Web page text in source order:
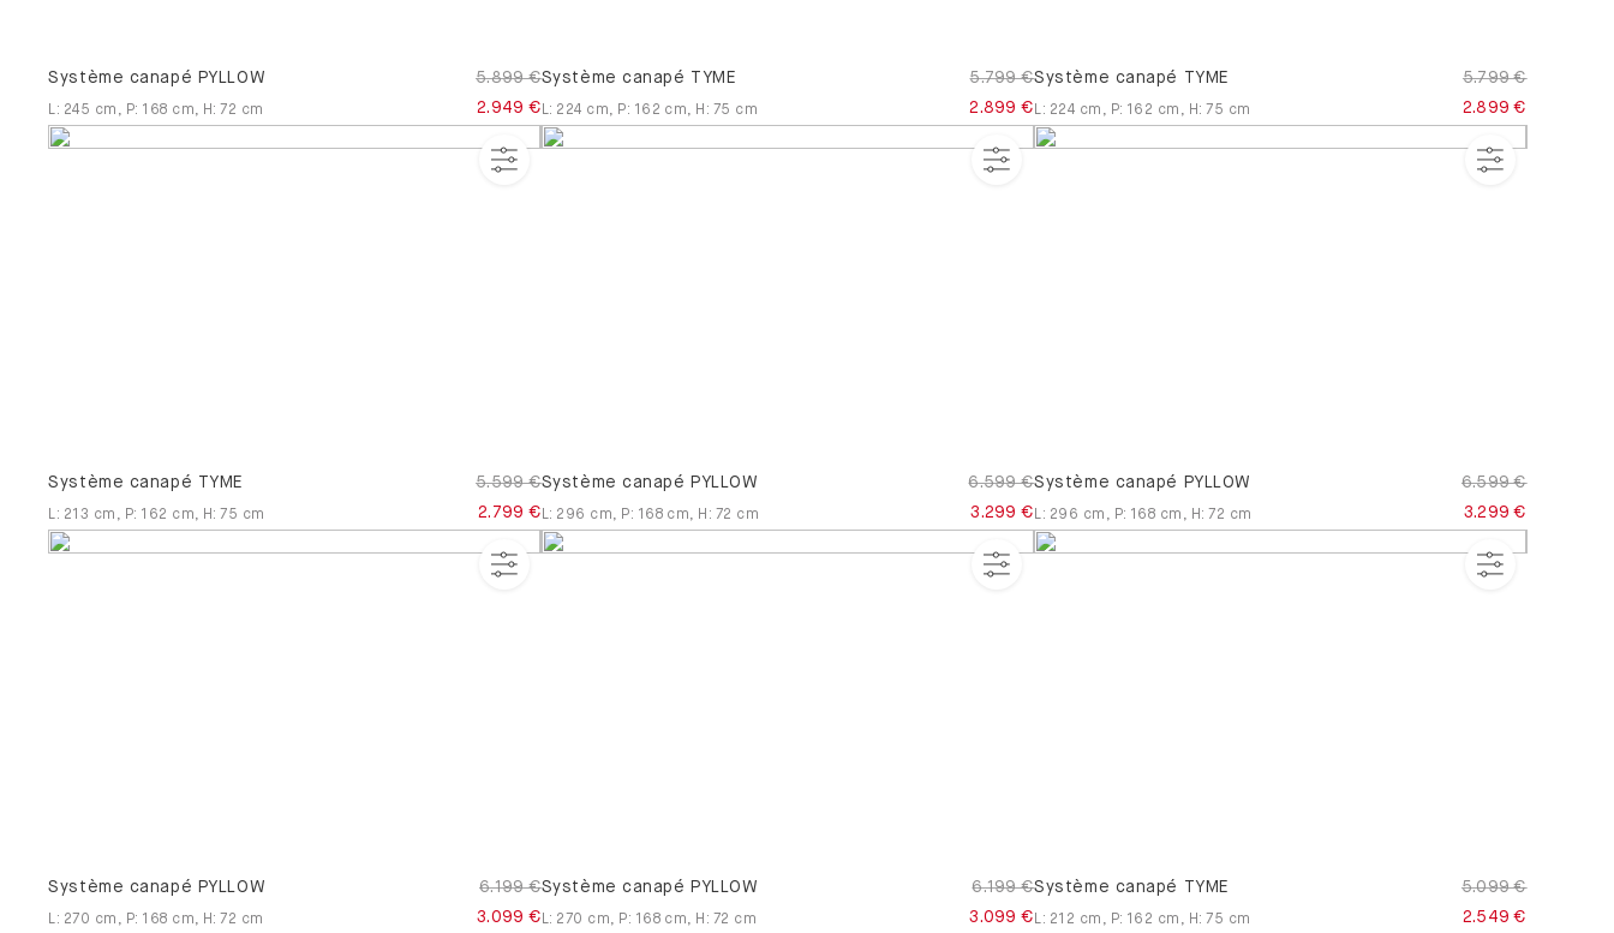
Système canapé PYLLOW
5.899 €
2.949 €
L : 245 cm P: 168 cm H:72 cm
Système canapé TYME
5.799 €
2.899 €
L : 224 cm P: 162 cm H : 75 cm
Système canapé TYME
5.799 €
2.899 €
L : 224 cm P: 162 cm H:75 cm
Système canapé TYME
5.599 €
2.799 €
L: 213 cm , P: 162 cm, H :75 cm
Système canapé PYLLOW
6.599 €
3.299 €
L: 296 cm, P: 168 cm, H : 72 cm
Système canapé PYLLOW
6.599 €
3.299 €
L: 296 cm , P: 168 cm , H :72 cm
Système canapé PYLLOW
6.199 €
3.099 €
L: 270 cm , P: 168 cm, H :72 cm
Système canapé PYLLOW
6.199 €
3.099 €
L: 270 cm, P: 168 cm, H : 72 cm
Système canapé TYME
5.099 €
2.549 €
L: 212 cm , P: 162 cm , H :75 cm